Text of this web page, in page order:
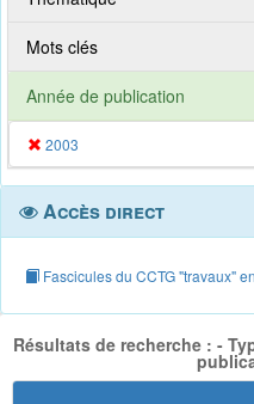
Mots clés
Année de publication
2003
Accès direct
Fascicules du CCTG "travaux"
Résultats de recherche : -